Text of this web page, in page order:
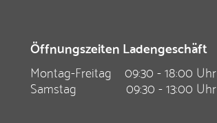
Öffnungszeiten Ladengeschäft
Montag-Freitag
09:30 - 18:00 Uhr
Samstag 09:30 - 13:00 Uhr